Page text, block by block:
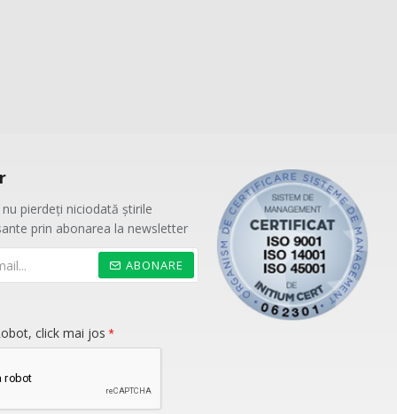
pierdeți niciodată știrile
prin abonarea la newsletter
ABONARE
click mai jos